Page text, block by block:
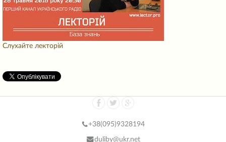
Слухайте лекторій
+38(095)9328194
duliby@ukr.net